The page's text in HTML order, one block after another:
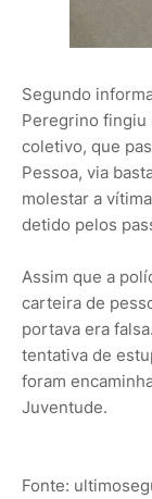
Segundo
Peregrino fingiu
coletivo, que
Pessoa, via
molestar a
detido pelos
Assim que a
carteira de
portava era
tentativa de
foram
Juventude.
Fonte: